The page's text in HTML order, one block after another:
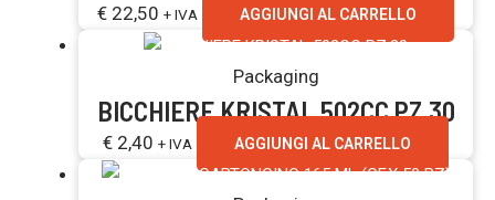
€ 22,50 + IVA AGGIUNGI AL CARRELLO
Packaging
BICCHIERE KRISTAL 502CC PZ.30
€ 2,40 + IVA AGGIUNGI AL CARRELLO